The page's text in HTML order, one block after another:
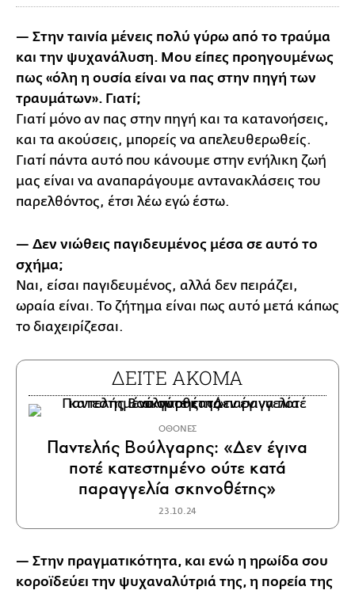
— Στην ταινία μένεις πολύ γύρω από το τραύμα
και την ψυχανάλυση. Μου είπες προηγουμένως
πως «όλη η ουσία είναι να πας στην πηγή των
τραυμάτων». Γιατί;
Γιατί μόνο αν πας στην πηγή και τα κατανοήσεις,
και τα ακούσεις, μπορείς να απελευθερωθείς.
Γιατί πάντα αυτό που κάνουμε στην ενήλικη ζωή
μας είναι να αναπαράγουμε αντανακλάσεις του
παρελθόντος, έτσι λέω εγώ έστω.
— Δεν νιώθεις παγιδευμένος μέσα σε αυτό το
σχήμα;
Ναι, είσαι παγιδευμένος, αλλά δεν πειράζει,
ωραία είναι. Το ζήτημα είναι πως αυτό μετά κάπως
το διαχειρίζεσαι.
ΔΕΙΤΕ ΑΚΟΜΑ
ΟΘΟΝΕΣ
Παντελής Βούλγαρης: «Δεν έγινα
ποτέ κατεστημένο ούτε κατά
παραγγελία σκηνοθέτης»
23.10.24
— Στην πραγματικότητα, και ενώ η ηρωίδα σου
κοροϊδεύει την ψυχαναλύτριά της, η πορεία της